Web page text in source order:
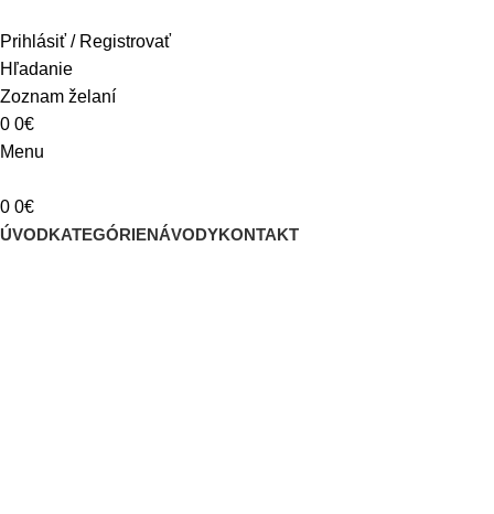
Prihlásiť / Registrovať
Hľadanie
Zoznam želaní
0 0€
Menu
0 0€
ÚVODKATEGÓRIENÁVODYKONTAKT